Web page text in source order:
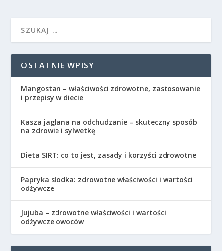
OSTATNIE WPISY
Mangostan – właściwości zdrowotne, zastosowanie
i przepisy w diecie
Kasza jaglana na odchudzanie – skuteczny sposób
na zdrowie i sylwetkę
Dieta SIRT: co to jest, zasady i korzyści zdrowotne
Papryka słodka: zdrowotne właściwości i wartości
odżywcze
Jujuba – zdrowotne właściwości i wartości
odżywcze owoców